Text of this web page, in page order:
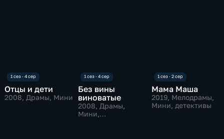
Отцы и дети
2008, Драмы, Мини
Без вины
виноватые
2008, Драмы,
Мини,
Мама Маша
2019, Мелодрамы,
Мини, детективы